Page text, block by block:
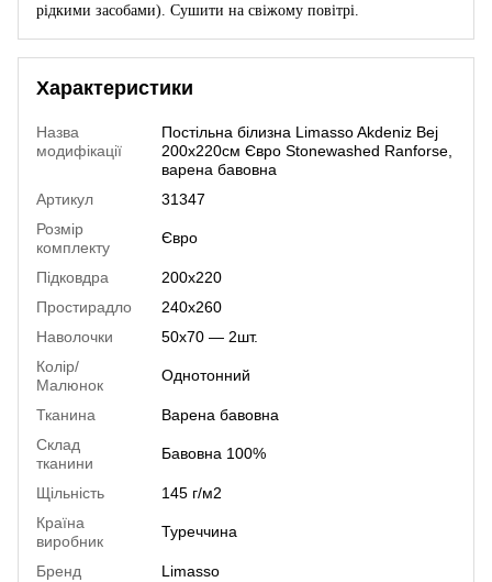
рідкими засобами). Сушити на свіжому повітрі.
Характеристики
Назва
модифікації
Постільна білизна Limasso Akdeniz Bej
200x220см Євро Stonewashed Ranforse,
варена бавовна
Артикул
31347
Розмір
комплекту
Євро
Підковдра
200х220
Простирадло
240х260
Наволочки
50х70 — 2шт.
Колір/
Малюнок
Однотонний
Тканина
Варена бавовна
Склад
тканини
Бавовна 100%
Щільність
145 г/м2
Країна
виробник
Туреччина
Бренд Limasso